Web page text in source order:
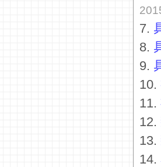
7.
8.
9.
10.
11.
12.
13.
14.